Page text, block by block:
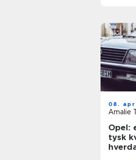
08.
Amalie
Opel:
tysk